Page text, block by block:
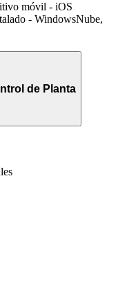
móvil - iOS
- WindowsNube,
de Planta